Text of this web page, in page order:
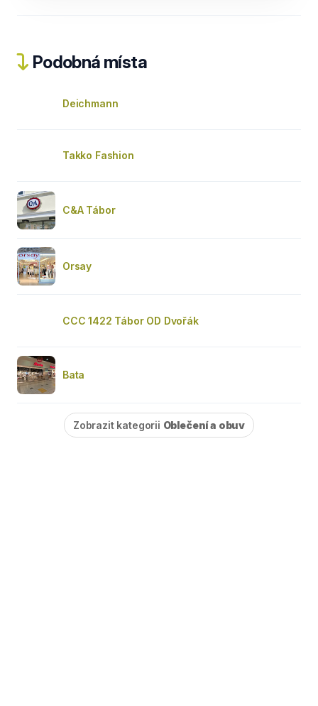
Podobná místa
Deichmann
Takko Fashion
C&A Tábor
Orsay
CCC 1422 Tábor OD Dvořák
Bata
Zobrazit kategorii Oblečení a obuv